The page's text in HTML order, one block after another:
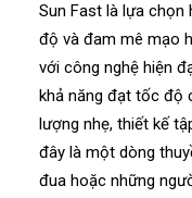
Sun Fast là lựa
độ và đam mê mạo
với công nghệ hiện
khả năng đạt tốc độ
lượng nhẹ, thiết kế
đây là một dòng
đua hoặc những